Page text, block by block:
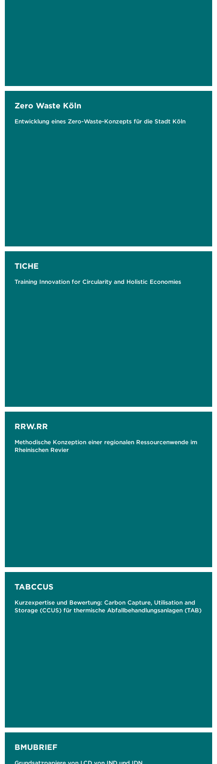
Zero Waste Köln
Entwicklung eines Zero-Waste-Konzepts für die Stadt Köln
TICHE
Training Innovation for Circularity and Holistic Economies
RRW.RR
Methodische Konzeption einer regionalen Ressourcenwende im
Rheinischen Revier
TABCCUS
Kurzexpertise und Bewertung: Carbon Capture, Utilisation and
Storage (CCUS) für thermische Abfallbehandlungsanlagen (TAB)
BMUBRIEF